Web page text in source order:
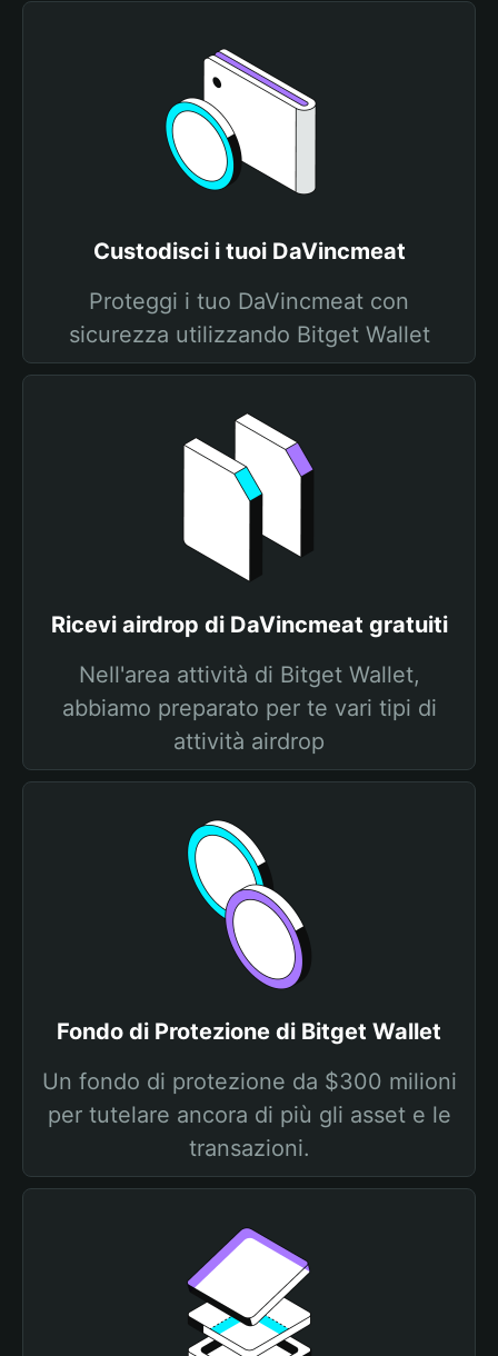
Custodisci i tuoi DaVincmeat
Proteggi i tuo DaVincmeat con
sicurezza utilizzando Bitget Wallet
Ricevi airdrop di DaVincmeat gratuiti
Nell'area attività di Bitget Wallet,
abbiamo preparato per te vari tipi di
attività airdrop
Fondo di Protezione di Bitget Wallet
Un fondo di protezione da $300 milioni
per tutelare ancora di più gli asset e le
transazioni.